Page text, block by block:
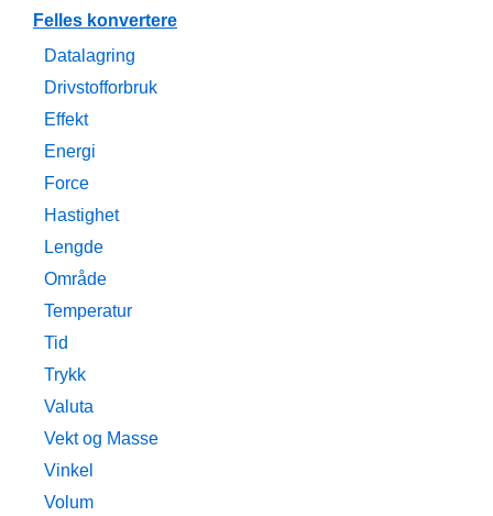
Felles konvertere
Datalagring
Drivstofforbruk
Effekt
Energi
Force
Hastighet
Lengde
Område
Temperatur
Tid
Trykk
Valuta
Vekt og Masse
Vinkel
Volum